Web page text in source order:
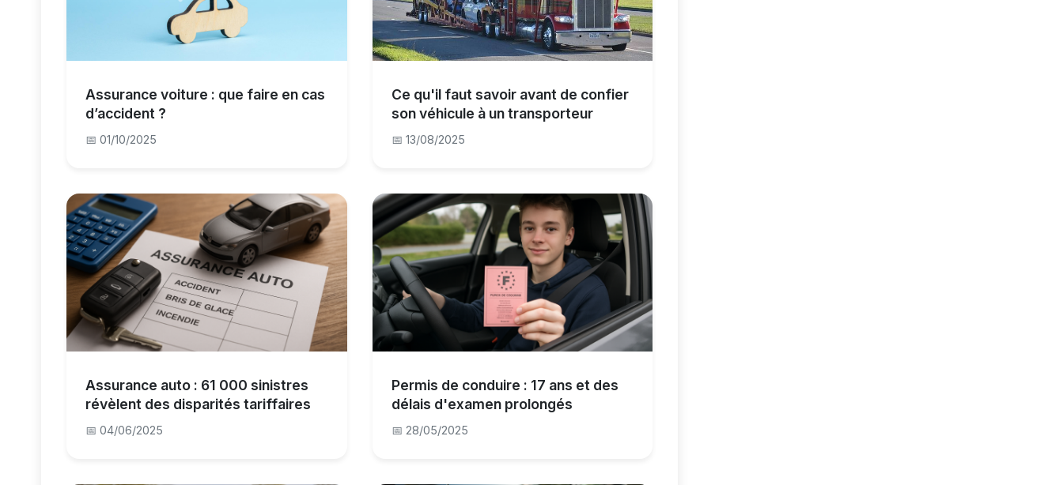
Assurance voiture : que faire en cas
d’accident ?
📅 01/10/2025
Ce qu'il faut savoir avant de confier
son véhicule à un transporteur
📅 13/08/2025
Assurance auto : 61 000 sinistres
révèlent des disparités tariffaires
📅 04/06/2025
Permis de conduire : 17 ans et des
délais d'examen prolongés
📅 28/05/2025